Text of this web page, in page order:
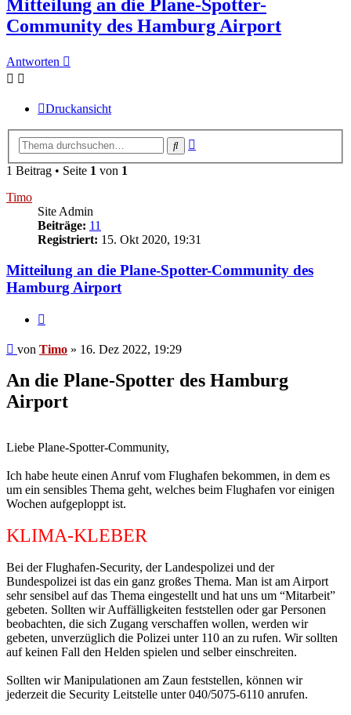
Mitteilung an die Plane-Spotter-
Community des Hamburg Airport
Antworten
Druckansicht
Suche
1 Beitrag • Seite 1 von 1
Timo
Site Admin
Beiträge: 11
Registriert: 15. Okt 2020, 19:31
Mitteilung an die Plane-Spotter-Community des
Hamburg Airport
Beitrag
von Timo » 16. Dez 2022, 19:29
An die Plane-Spotter des Hamburg
Airport
Liebe Plane-Spotter-Community,
Ich habe heute einen Anruf vom Flughafen bekommen, in dem es
um ein sensibles Thema geht, welches beim Flughafen vor einigen
Wochen aufgeploppt ist.
KLIMA-KLEBER
Bei der Flughafen-Security, der Landespolizei und der
Bundespolizei ist das ein ganz großes Thema. Man ist am Airport
sehr sensibel auf das Thema eingestellt und hat uns um “Mitarbeit”
gebeten. Sollten wir Auffälligkeiten feststellen oder gar Personen
beobachten, die sich Zugang verschaffen wollen, werden wir
gebeten, unverzüglich die Polizei unter 110 an zu rufen. Wir sollten
auf keinen Fall den Helden spielen und selber einschreiten.
Sollten wir Manipulationen am Zaun feststellen, können wir
jederzeit die Security Leitstelle unter 040/5075-6110 anrufen.